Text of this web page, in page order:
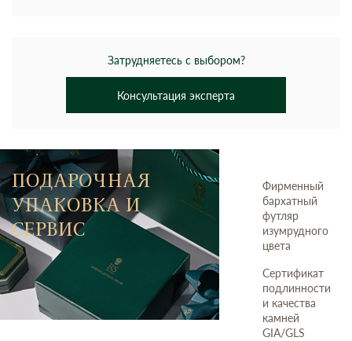
Затрудняетесь с выбором?
Консультация эксперта
ПОДАРОЧНАЯ
УПАКОВКА И
СЕРВИС
Фирменный
бархатный
футляр
изумрудного
цвета
Сертификат
подлинности
и качества
камней
GIA/GLS